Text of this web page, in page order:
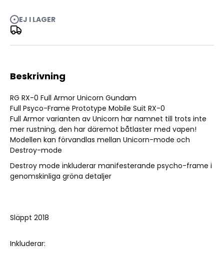
EJ I LAGERRG Full Armor Unicorn Gundam 1/144
Beskrivning
RG RX-0 Full Armor Unicorn Gundam
Full Psyco-Frame Prototype Mobile Suit RX-0
Full Armor varianten av Unicorn har namnet till trots inte
mer rustning, den har däremot båtlaster med vapen!
Modellen kan förvandlas mellan Unicorn-mode och
Destroy-mode
Destroy mode inkluderar manifesterande psycho-frame i
genomskinliga gröna detaljer
Släppt 2018
Inkluderar: